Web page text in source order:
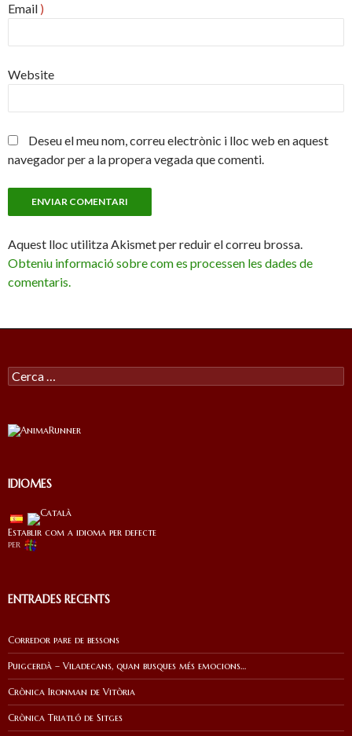
Email )
Website
Deseu el meu nom, correu electrònic i lloc web en aquest
navegador per a la propera vegada que comenti.
Aquest lloc utilitza Akismet per reduir el correu brossa.
Obteniu informació sobre com es processen les dades de
comentaris.
Cercar:
IDIOMES
Establir com a idioma per defecte
per
ENTRADES RECENTS
Corredor pare de bessons
Puigcerdà – Viladecans, quan busques més emocions…
Crònica Ironman de Vitòria
Crònica Triatló de Sitges